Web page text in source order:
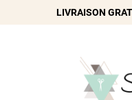
LIVRAISON